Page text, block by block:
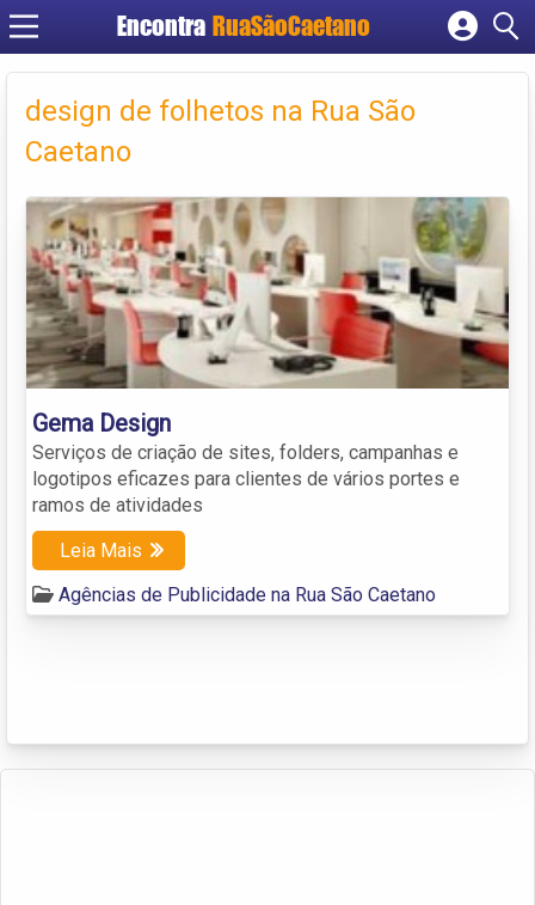
Encontra RuaSãoCaetano
Cadastrar empresa
Criar conta
design de folhetos na Rua São
Caetano
Gema Design
Serviços de criação de sites, folders, campanhas e
logotipos eficazes para clientes de vários portes e
ramos de atividades
Leia Mais
Agências de Publicidade na Rua São Caetano